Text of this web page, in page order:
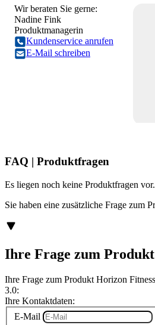
Wir beraten Sie gerne:
Nadine Fink
Produktmanagerin
Kundenservice anrufen
E-Mail schreiben
FAQ | Produktfragen
Es liegen noch keine Produktfragen vor.
Sie haben eine zusätzliche Frage zum
Ihre Frage zum
Ihre Frage zum Produkt Horizon
3.0:
Ihre Kontaktdaten:
E-Mail